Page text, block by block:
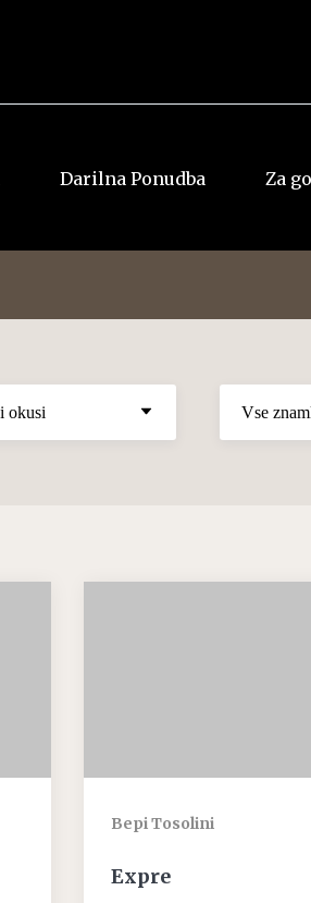
Vsi Whiskyji
Japonski
Škotski
Darilna Ponudba Za
Bepi Tosolini
Expre